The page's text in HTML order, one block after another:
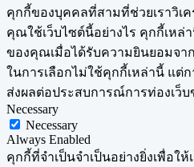
คุกกี้ของบุคคลที่สามที่ช่วยเราวิเ
คุณใช้เว็บไซต์นี้อย่างไร คุกกี้เหล่า
ของคุณเมื่อได้รับความยินยอมจ
ในการเลือกไม่ใช้คุกกี้เหล่านี้ แต่
ส่งผลต่อประสบการณ์การท่องเว็
Necessary
Necessary
Always Enabled
คุกกี้ที่จำเป็นจำเป็นอย่างยิ่งเพื่อใ